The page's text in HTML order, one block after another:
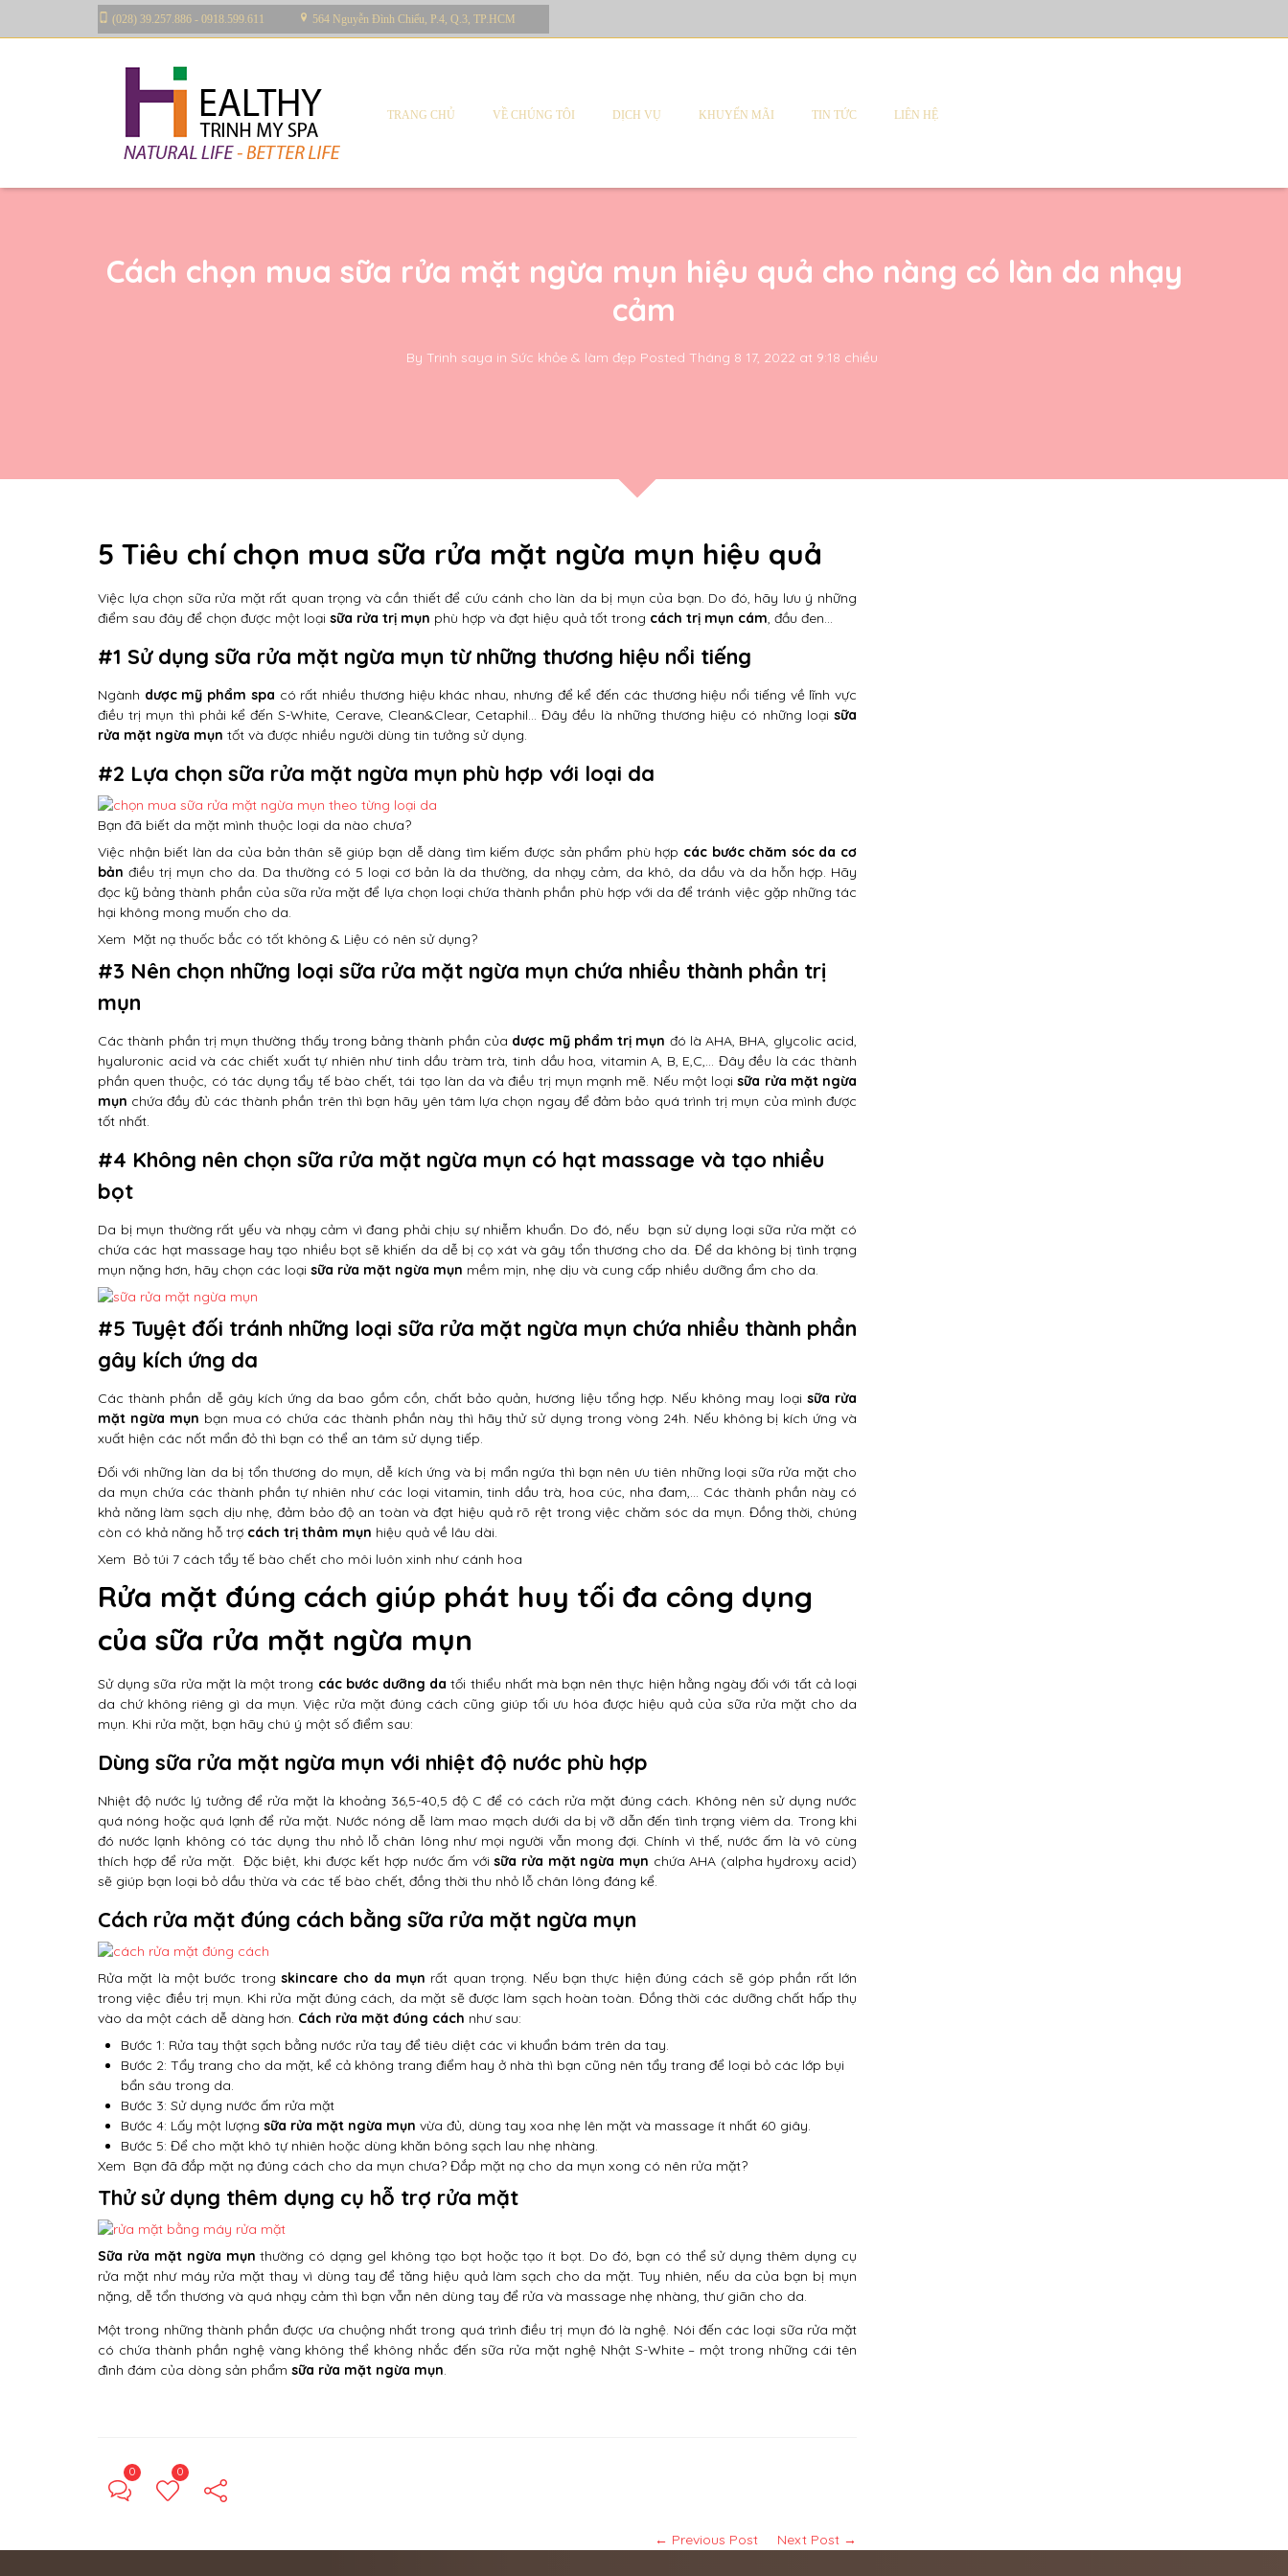
(028) 39.257.886 - 0918.599.611 564 Nguyễn Đình Chiểu, P.4, Q.3, TP.HCM
TRANG CHỦ VỀ CHÚNG TÔI DỊCH VỤ KHUYẾN MÃI TIN TỨC LIÊN HỆ
Cách chọn mua sữa rửa mặt ngừa mụn hiệu quả cho nàng có làn da nhạy
cảm
By Trinh saya in Sức khỏe & làm đẹp Posted Tháng 8 17, 2022 at 9:18 chiều
5 Tiêu chí chọn mua sữa rửa mặt ngừa mụn hiệu quả
Việc lựa chọn sữa rửa mặt rất quan trọng và cần thiết để cứu cánh cho làn da bị mụn của bạn. Do đó, hãy lưu ý những
điểm sau đây để chọn được một loại sữa rửa trị mụn phù hợp và đạt hiệu quả tốt trong cách trị mụn cám, đầu đen…
#1 Sử dụng sữa rửa mặt ngừa mụn từ những thương hiệu nổi tiếng
Ngành dược mỹ phẩm spa có rất nhiều thương hiệu khác nhau, nhưng để kể đến các thương hiệu nổi tiếng về lĩnh vực
điều trị mụn thì phải kể đến S-White, Cerave, Clean&Clear, Cetaphil… Đây đều là những thương hiệu có những loại sữa
rửa mặt ngừa mụn tốt và được nhiều người dùng tin tưởng sử dụng.
#2 Lựa chọn sữa rửa mặt ngừa mụn phù hợp với loại da
Bạn đã biết da mặt mình thuộc loại da nào chưa?
Việc nhận biết làn da của bản thân sẽ giúp bạn dễ dàng tìm kiếm được sản phẩm phù hợp các bước chăm sóc da cơ
bản điều trị mụn cho da. Da thường có 5 loại cơ bản là da thường, da nhạy cảm, da khô, da dầu và da hỗn hợp. Hãy
đọc kỹ bảng thành phần của sữa rửa mặt để lựa chọn loại chứa thành phần phù hợp với da để tránh việc gặp những tác
hại không mong muốn cho da.
Xem Mặt nạ thuốc bắc có tốt không & Liệu có nên sử dụng?
#3 Nên chọn những loại sữa rửa mặt ngừa mụn chứa nhiều thành phần trị
mụn
Các thành phần trị mụn thường thấy trong bảng thành phần của dược mỹ phẩm trị mụn đó là AHA, BHA, glycolic acid,
hyaluronic acid và các chiết xuất tự nhiên như tinh dầu tràm trà, tinh dầu hoa, vitamin A, B, E,C,… Đây đều là các thành
phần quen thuộc, có tác dụng tẩy tế bào chết, tái tạo làn da và điều trị mụn mạnh mẽ. Nếu một loại sữa rửa mặt ngừa
mụn chứa đầy đủ các thành phần trên thì bạn hãy yên tâm lựa chọn ngay để đảm bảo quá trình trị mụn của mình được
tốt nhất.
#4 Không nên chọn sữa rửa mặt ngừa mụn có hạt massage và tạo nhiều
bọt
Da bị mụn thường rất yếu và nhạy cảm vì đang phải chịu sự nhiễm khuẩn. Do đó, nếu bạn sử dụng loại sữa rửa mặt có
chứa các hạt massage hay tạo nhiều bọt sẽ khiến da dễ bị cọ xát và gây tổn thương cho da. Để da không bị tình trạng
mụn nặng hơn, hãy chọn các loại sữa rửa mặt ngừa mụn mềm mịn, nhẹ dịu và cung cấp nhiều dưỡng ẩm cho da.
#5 Tuyệt đối tránh những loại sữa rửa mặt ngừa mụn chứa nhiều thành phần
gây kích ứng da
Các thành phần dễ gây kích ứng da bao gồm cồn, chất bảo quản, hương liệu tổng hợp. Nếu không may loại sữa rửa
mặt ngừa mụn bạn mua có chứa các thành phần này thì hãy thử sử dụng trong vòng 24h. Nếu không bị kích ứng và
xuất hiện các nốt mẩn đỏ thì bạn có thể an tâm sử dụng tiếp.
Đối với những làn da bị tổn thương do mụn, dễ kích ứng và bị mẩn ngứa thì bạn nên ưu tiên những loại sữa rửa mặt cho
da mụn chứa các thành phần tự nhiên như các loại vitamin, tinh dầu trà, hoa cúc, nha đam,… Các thành phần này có
khả năng làm sạch dịu nhẹ, đảm bảo độ an toàn và đạt hiệu quả rõ rệt trong việc chăm sóc da mụn. Đồng thời, chúng
còn có khả năng hỗ trợ cách trị thâm mụn hiệu quả về lâu dài.
Xem Bỏ túi 7 cách tẩy tế bào chết cho môi luôn xinh như cánh hoa
Rửa mặt đúng cách giúp phát huy tối đa công dụng
của sữa rửa mặt ngừa mụn
Sử dụng sữa rửa mặt là một trong các bước dưỡng da tối thiểu nhất mà bạn nên thực hiện hằng ngày đối với tất cả loại
da chứ không riêng gì da mụn. Việc rửa mặt đúng cách cũng giúp tối ưu hóa được hiệu quả của sữa rửa mặt cho da
mụn. Khi rửa mặt, bạn hãy chú ý một số điểm sau:
Dùng sữa rửa mặt ngừa mụn với nhiệt độ nước phù hợp
Nhiệt độ nước lý tưởng để rửa mặt là khoảng 36,5-40,5 độ C để có cách rửa mặt đúng cách. Không nên sử dụng nước
quá nóng hoặc quá lạnh để rửa mặt. Nước nóng dễ làm mao mạch dưới da bị vỡ dẫn đến tình trạng viêm da. Trong khi
đó nước lạnh không có tác dụng thu nhỏ lỗ chân lông như mọi người vẫn mong đợi. Chính vì thế, nước ấm là vô cùng
thích hợp để rửa mặt. Đặc biệt, khi được kết hợp nước ấm vớisữa rửa mặt ngừa mụn chứa AHA (alpha hydroxy acid)
sẽ giúp bạn loại bỏ dầu thừa và các tế bào chết, đồng thời thu nhỏ lỗ chân lông đáng kể.
Cách rửa mặt đúng cách bằng sữa rửa mặt ngừa mụn
Rửa mặt là một bước trongskincare cho da mụn rất quan trọng. Nếu bạn thực hiện đúng cách sẽ góp phần rất lớn
trong việc điều trị mụn. Khi rửa mặt đúng cách, da mặt sẽ được làm sạch hoàn toàn. Đồng thời các dưỡng chất hấp thụ
vào da một cách dễ dàng hơn. Cách rửa mặt đúng cách như sau:
Bước 1: Rửa tay thật sạch bằng nước rửa tay để tiêu diệt các vi khuẩn bám trên da tay.
Bước 2: Tẩy trang cho da mặt, kể cả không trang điểm hay ở nhà thì bạn cũng nên tẩy trang để loại bỏ các lớp bụi
bẩn sâu trong da.
Bước 3: Sử dụng nước ấm rửa mặt
Bước 4: Lấy một lượng sữa rửa mặt ngừa mụn vừa đủ, dùng tay xoa nhẹ lên mặt và massage ít nhất 60 giây.
Bước 5: Để cho mặt khô tự nhiên hoặc dùng khăn bông sạch lau nhẹ nhàng.
Xem Bạn đã đắp mặt nạ đúng cách cho da mụn chưa? Đắp mặt nạ cho da mụn xong có nên rửa mặt?
Thử sử dụng thêm dụng cụ hỗ trợ rửa mặt
Sữa rửa mặt ngừa mụn thường có dạng gel không tạo bọt hoặc tạo ít bọt. Do đó, bạn có thể sử dụng thêm dụng cụ
rửa mặt như máy rửa mặt thay vì dùng tay để tăng hiệu quả làm sạch cho da mặt. Tuy nhiên, nếu da của bạn bị mụn
nặng, dễ tổn thương và quá nhạy cảm thì bạn vẫn nên dùng tay để rửa và massage nhẹ nhàng, thư giãn cho da.
Một trong những thành phần được ưa chuộng nhất trong quá trình điều trị mụn đó là nghệ. Nói đến các loại sữa rửa mặt
có chứa thành phần nghệ vàng không thể không nhắc đến sữa rửa mặt nghệ Nhật S-White – một trong những cái tên
đình đám của dòng sản phẩm sữa rửa mặt ngừa mụn.
0 0
← Previous Post Next Post →